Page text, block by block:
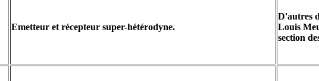
Emetteur et récepteur super-hétérodyne.
D'autres
Louis
section